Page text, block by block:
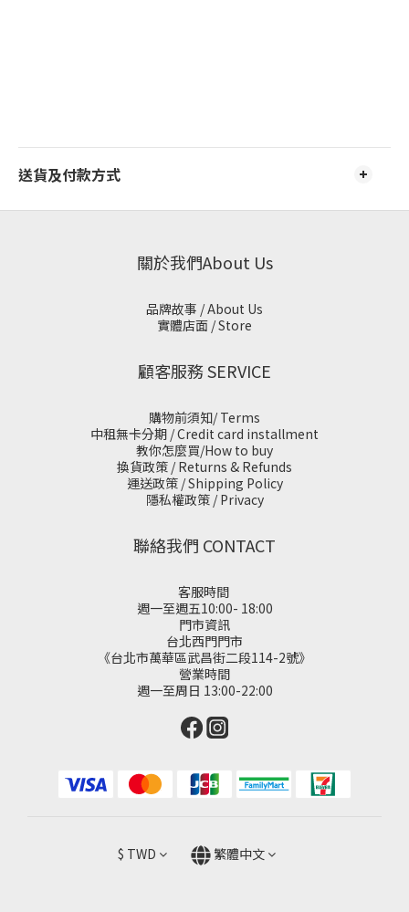
送貨及付款方式
關於我們About Us
品牌故事 / About Us
實體店面 / Store
顧客服務 SERVICE
購物前須知/ Terms
中租無卡分期 / Credit card installment
教你怎麼買/How to buy
換貨政策 / Returns & Refunds
運送政策 / Shipping Policy
隱私權政策 / Privacy
聯絡我們 CONTACT
客服時間
週一至週五10:00- 18:00
門市資訊
台北西門門市
《台北市萬華區武昌街二段114-2號》
營業時間
週一至周日 13:00-22:00
$ TWD 繁體中文